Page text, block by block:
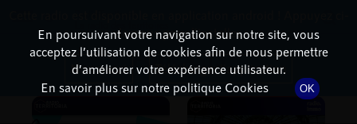
PODCASTS
En poursuivant votre navigation sur notre site, vous
acceptez l’utilisation de cookies afin de nous permettre
d’améliorer votre expérience utilisateur.
En savoir plus sur notre politique Cookies
OK
dessous pour l'installer.
Non merci Télécharger l'application